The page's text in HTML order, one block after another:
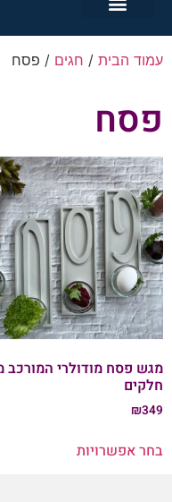
עמוד הבית / חגים / פסח
פסח
חלקים
₪349
בחר אפשרויות